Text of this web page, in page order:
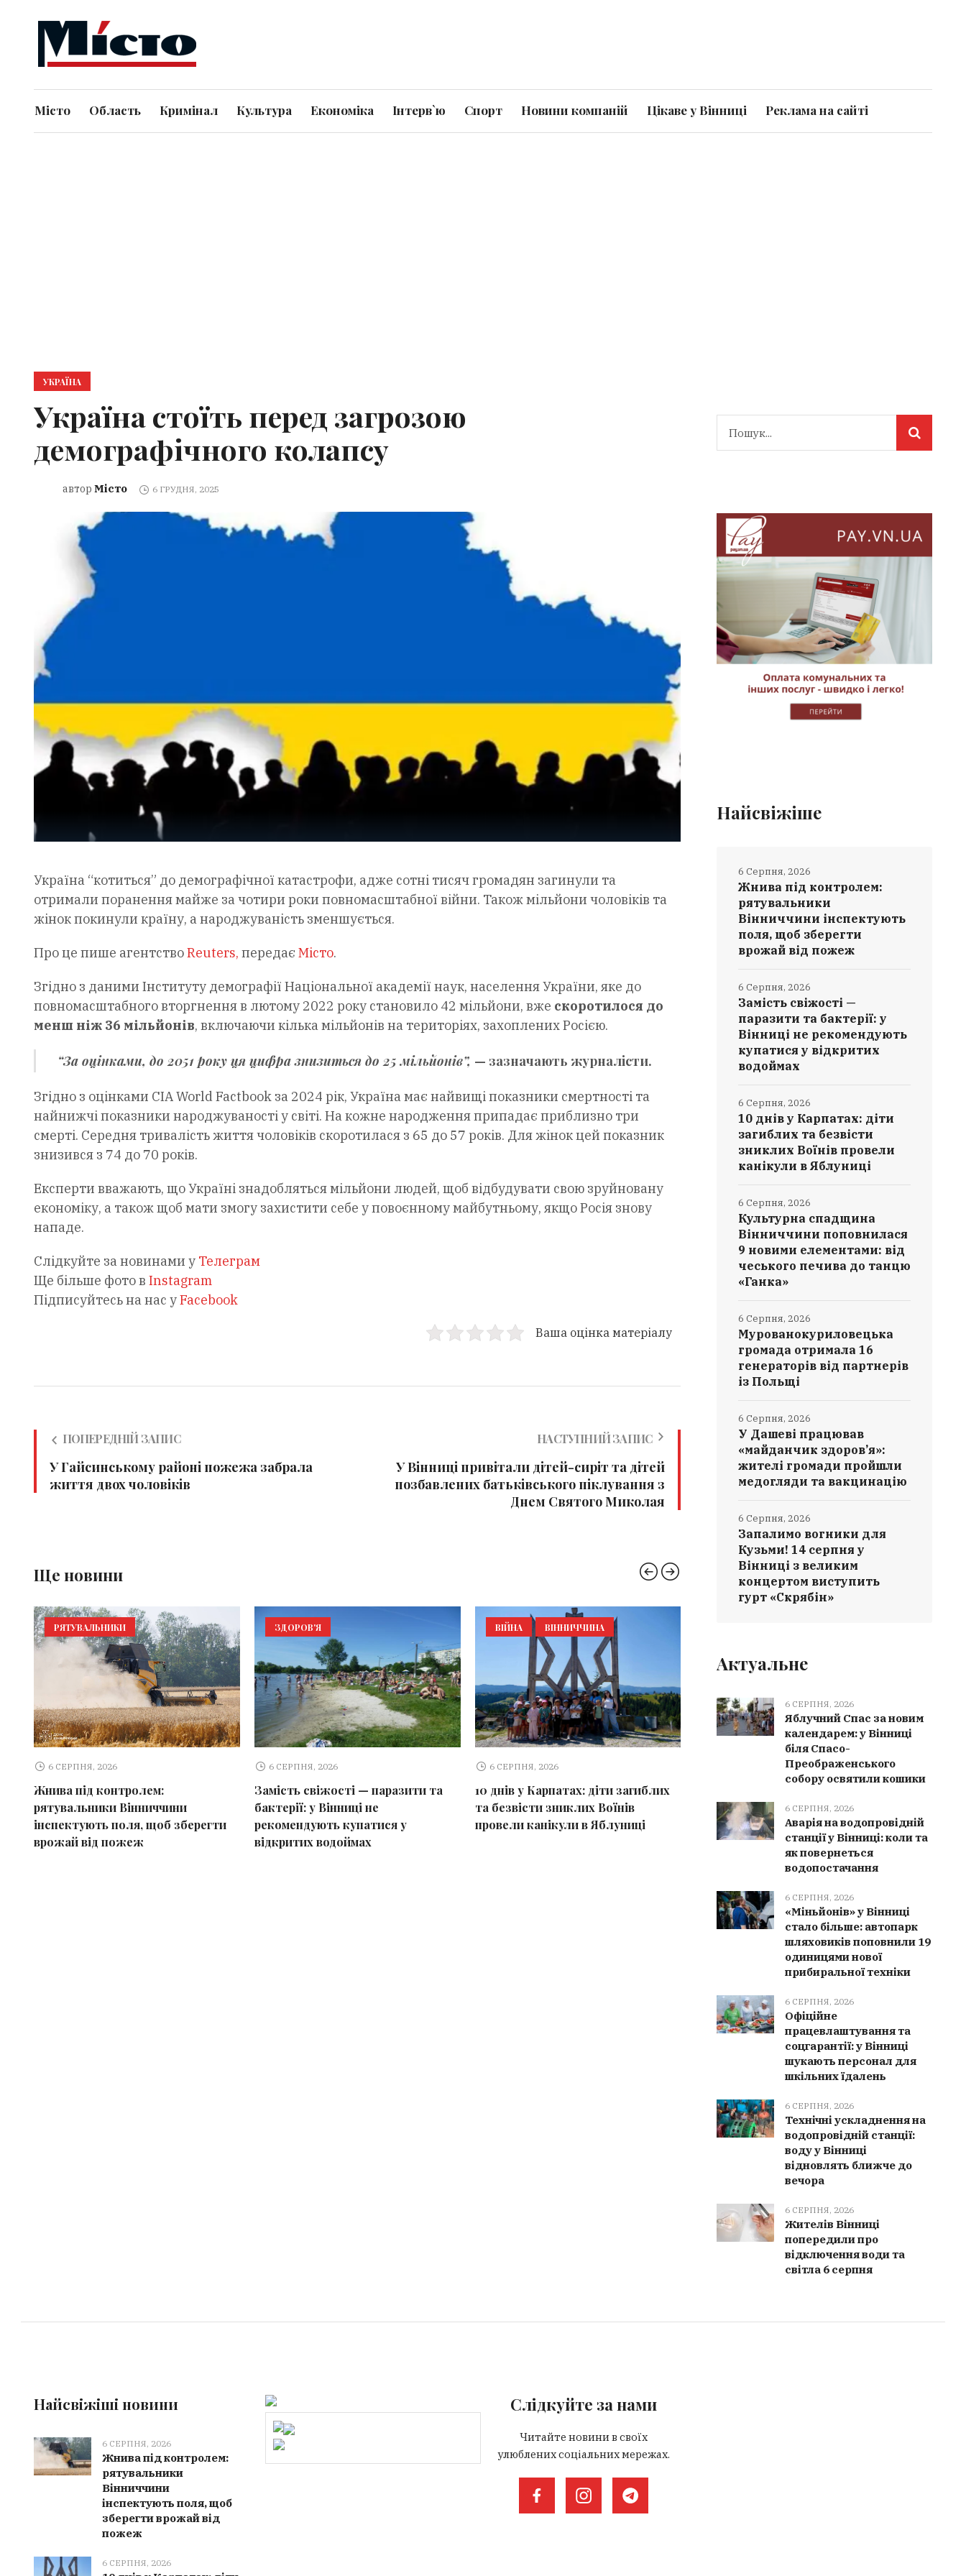
Місто Область Кримінал Культура Економіка Інтерв`ю Спорт Новини компаній Цікаве у Вінниці Реклама на сайті
УКРАЇНА
Україна стоїть перед загрозою
демографічного колапсу
автор Місто 6 ГРУДНЯ, 2025
Україна “котиться” до демографічної катастрофи, адже сотні тисяч громадян загинули та
отримали поранення майже за чотири роки повномасштабної війни. Також мільйони чоловіків та
жінок покинули країну, а народжуваність зменшується.
Про це пише агентствоReuters, передає Місто.
Згідно з даними Інституту демографії Національної академії наук, населення України, яке до
повномасштабного вторгнення в лютому 2022 року становило 42 мільйони, вже скоротилося до
менш ніж 36 мільйонів, включаючи кілька мільйонів на територіях, захоплених Росією.
“За оцінками, до 2051 року ця цифра знизиться до 25 мільйонів”, — зазначають журналісти.
Згідно з оцінками CIA World Factbook за 2024 рік, Україна має найвищі показники смертності та
найнижчі показники народжуваності у світі. На кожне народження припадає приблизно три
смерті. Середня тривалість життя чоловіків скоротилася з 65 до 57 років. Для жінок цей показник
знизився з 74 до 70 років.
Експерти вважають, що Україні знадобляться мільйони людей, щоб відбудувати свою зруйновану
економіку, а також щоб мати змогу захистити себе у повоєнному майбутньому, якщо Росія знову
нападе.
Слідкуйте за новинами у Телеграм
Ще більше фото в Instagram
Підписуйтесь на нас уFacebook
Ваша оцінка матеріалу
ПОПЕРЕДНІЙ ЗАПИС
У Гайсинському районі пожежа забрала
життя двох чоловіків
НАСТУПНИЙ ЗАПИС
У Вінниці привітали дітей-сиріт та дітей
позбавлених батьківського піклування з
Днем Святого Миколая
Ще новини
РЯТУВАЛЬНИКИ
6 СЕРПНЯ, 2026
Жнива під контролем:
рятувальники Вінниччини
інспектують поля, щоб зберегти
врожай від пожеж
ЗДОРОВ'Я
6 СЕРПНЯ, 2026
Замість свіжості — паразити та
бактерії: у Вінниці не
рекомендують купатися у
відкритих водоймах
ВІЙНА ВІННИЧЧИНА
6 СЕРПНЯ, 2026
10 днів у Карпатах: діти загиблих
та безвісти зниклих Воїнів
провели канікули в Яблуниці
Культурна спадщина Вінниччини
поповнилася 9 новими
елементами: від чеського печива
до танцю «Ганка»
Найсвіжіше
Жнива під контролем:
рятувальники
Вінниччини інспектують
поля, щоб зберегти
врожай від пожеж
6 Серпня, 2026
Замість свіжості —
паразити та бактерії: у
Вінниці не рекомендують
купатися у відкритих
водоймах
6 Серпня, 2026
10 днів у Карпатах: діти
загиблих та безвісти
зниклих Воїнів провели
канікули в Яблуниці
6 Серпня, 2026
Культурна спадщина
Вінниччини поповнилася
9 новими елементами: від
чеського печива до танцю
«Ганка»
6 Серпня, 2026
Мурованокуриловецька
громада отримала 16
генераторів від партнерів
із Польщі
6 Серпня, 2026
У Дашеві працював
«майданчик здоров’я»:
жителі громади пройшли
медогляди та вакцинацію
6 Серпня, 2026
Запалимо вогники для
Кузьми! 14 серпня у
Вінниці з великим
концертом виступить
гурт «Скрябін»
6 Серпня, 2026
Актуальне
6 СЕРПНЯ, 2026
Яблучний Спас за новим
календарем: у Вінниці
біля Спасо-
Преображенського
собору освятили кошики
6 СЕРПНЯ, 2026
Аварія на водопровідній
станції у Вінниці: коли та
як повернеться
водопостачання
6 СЕРПНЯ, 2026
«Міньйонів» у Вінниці
стало більше: автопарк
шляховиків поповнили 19
одиницями нової
прибиральної техніки
6 СЕРПНЯ, 2026
Офіційне
працевлаштування та
соцгарантії: у Вінниці
шукають персонал для
шкільних їдалень
6 СЕРПНЯ, 2026
Технічні ускладнення на
водопровідній станції:
воду у Вінниці
відновлять ближче до
вечора
6 СЕРПНЯ, 2026
Жителів Вінниці
попередили про
відключення води та
світла 6 серпня
Найсвіжіші новини
6 СЕРПНЯ, 2026
Жнива під контролем:
рятувальники
Вінниччини
інспектують поля, щоб
зберегти врожай від
пожеж
6 СЕРПНЯ, 2026
Слідкуйте за нами
Читайте новини в своїх
улюблених соціальних мережах.